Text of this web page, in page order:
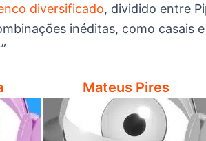
diversificado, dividido entre
inéditas, como casais
Mateus Pires